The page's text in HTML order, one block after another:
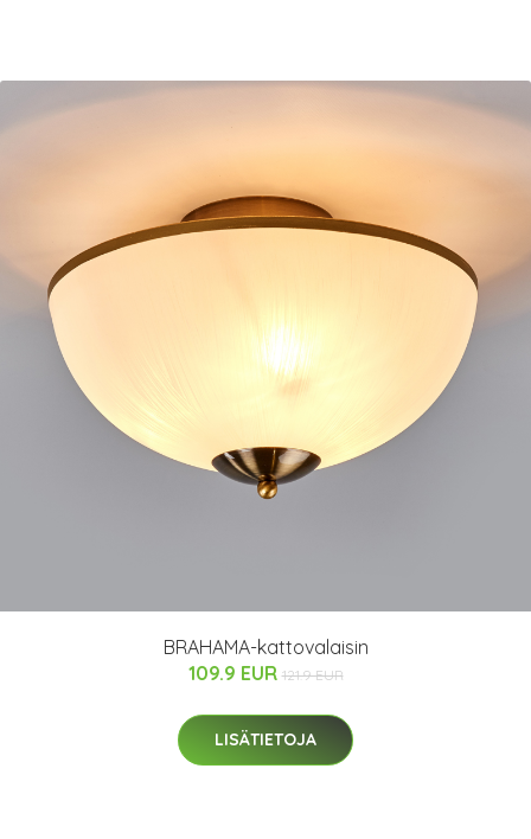
BRAHAMA-kattovalaisin
109.9 EUR 121.9 EUR
LISÄTIETOJA